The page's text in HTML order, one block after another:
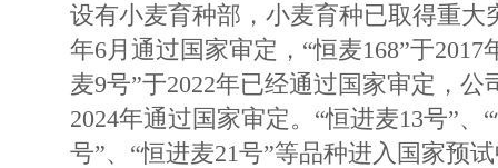
设有小麦育种部，小麦育种已取得重大
年6月通过国家审定，“恒麦168”于
麦9号”于2022年已经通过国家审定，公
2024年通过国家审定。“恒进麦13号”、
号”、“恒进麦21号”等品种进入国家预